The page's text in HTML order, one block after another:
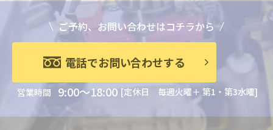
ご予約、お問い合わせはコチラから
電話でお問い合わせする
営業時間 9:00～18:00 [定休日 毎週火曜＋ 第1・第3水曜]